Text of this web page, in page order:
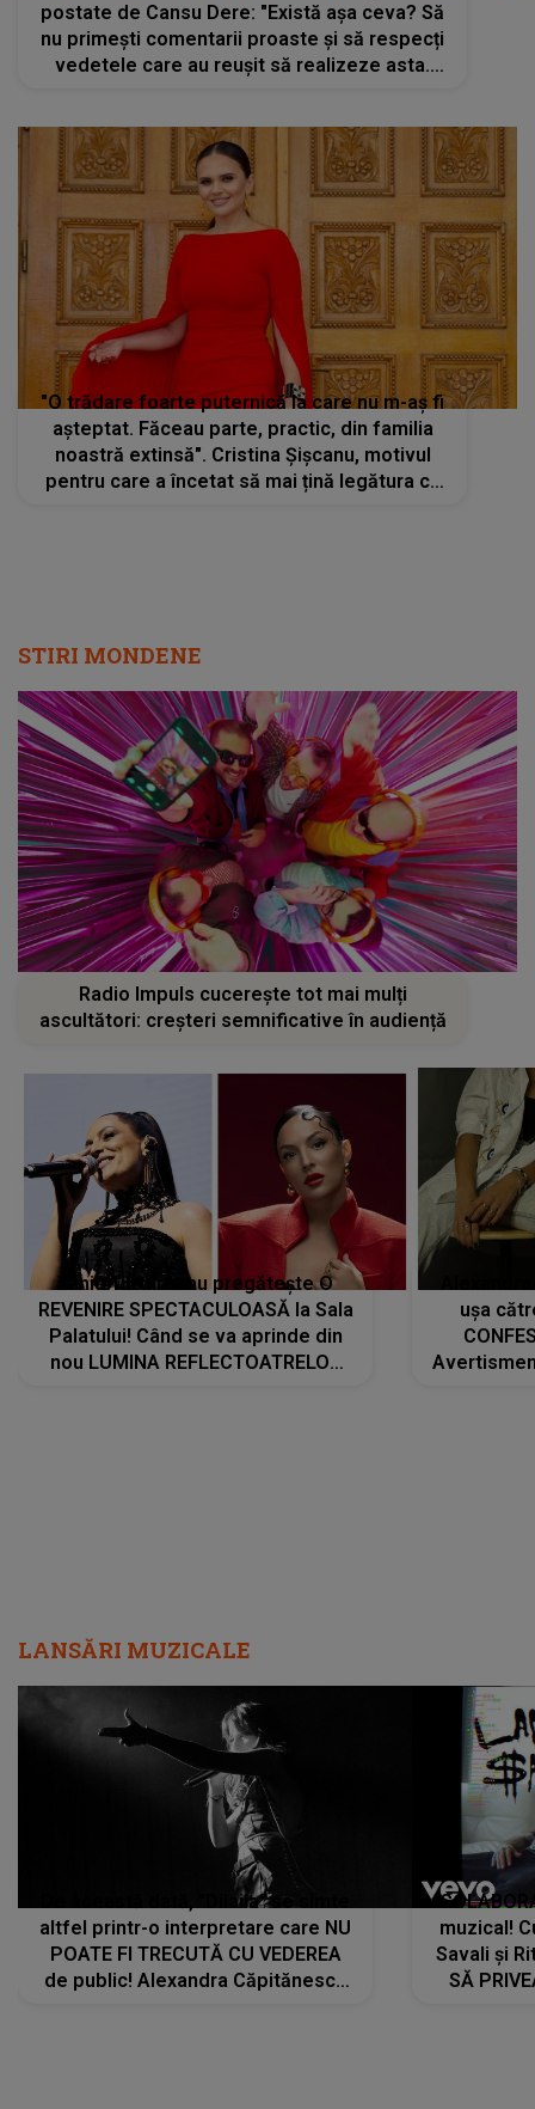
postate de Cansu Dere: "Există așa ceva? Să
nu primești comentarii proaste și să respecți
vedetele care au reușit să realizeze asta.
"O trădare foarte puternică la care nu m-aș fi
așteptat. Făceau parte, practic, din familia
noastră extinsă". Cristina Șișcanu, motivul
pentru care a încetat să mai țină legătura cu
STIRI MONDENE
Radio Impuls cucerește tot mai mulți
ascultători: creșteri semnificative în audiență
Tania Turtureanu pregătește O
REVENIRE SPECTACULOASĂ la Sala
Palatului! Când se va aprinde din
nou LUMINA REFLECTOATRELOR
ușa
LANSĂRI MUZICALE
De această dată, "Dilaila" se simte
altfel printr-o interpretare care NU
POATE FI TRECUTĂ CU VEDEREA
de public! Alexandra Căpitănescu
muzical!
Savali și
SĂ